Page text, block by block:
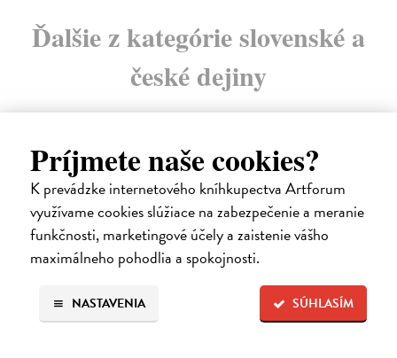
Príjmete naše cookies?
K prevádzke internetového kníhkupectva Artforum
využívame cookies slúžiace na zabezpečenie a meranie
funkčnosti, marketingové účely a zaistenie vášho
maximálneho pohodlia a spokojnosti.
SÚHLASÍM
NASTAVENIA
Ďalšie z kategórie slovenské a
české dejiny
na sklade